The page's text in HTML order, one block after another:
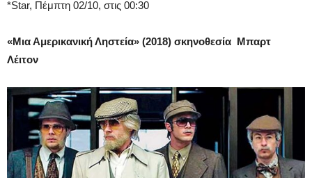
*Star, Πέμπτη 02/10, στις 00:30
«Μια Αμερικανική Ληστεία» (2018) σκηνοθεσία Μπαρτ
Λέιτον